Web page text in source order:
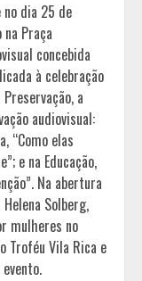
dia 25 de
Praça
concebida
à celebração
a
audiovisual:
“Como elas
e na Educação,
Na abertura
Solberg,
mulheres no
Troféu Vila Rica e